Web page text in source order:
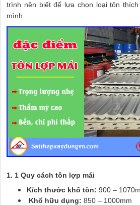
trình nên biết để lựa chọn loại tôn
mình.
1. 1 Quy cách tôn lợp mái
Kích thước khổ tôn: 900 –
Khổ hữu dụng: 850 – 1000mm